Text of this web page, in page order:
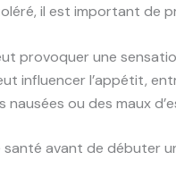
il est important
provoquer une
influencer l’appétit,
nausées ou des maux
avant de débuter